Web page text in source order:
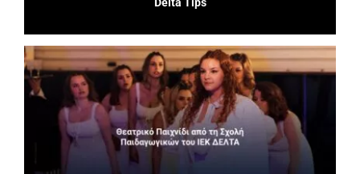
Προβολή
μεγαλύτερης
εικόνας